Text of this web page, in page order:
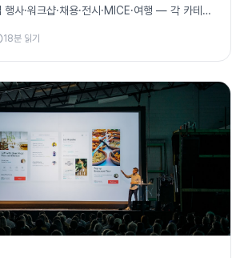
행사·워크샵·채용·전시·MICE·여행 — 각 카테고
면 좋은지 카테고리별 실전 매칭 가이드.
18분 읽기